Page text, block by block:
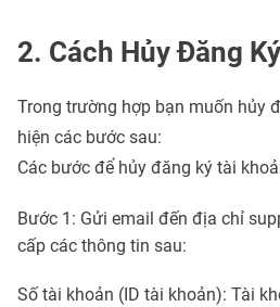
2. Cách Hủy Đăng
Trong trường hợp bạn muốn hủy
hiện các bước sau:
Các bước để hủy đăng ký tài
Bước 1: Gửi email đến địa chỉ
cấp các thông tin sau:
Số tài khoản (ID tài khoản): Tài